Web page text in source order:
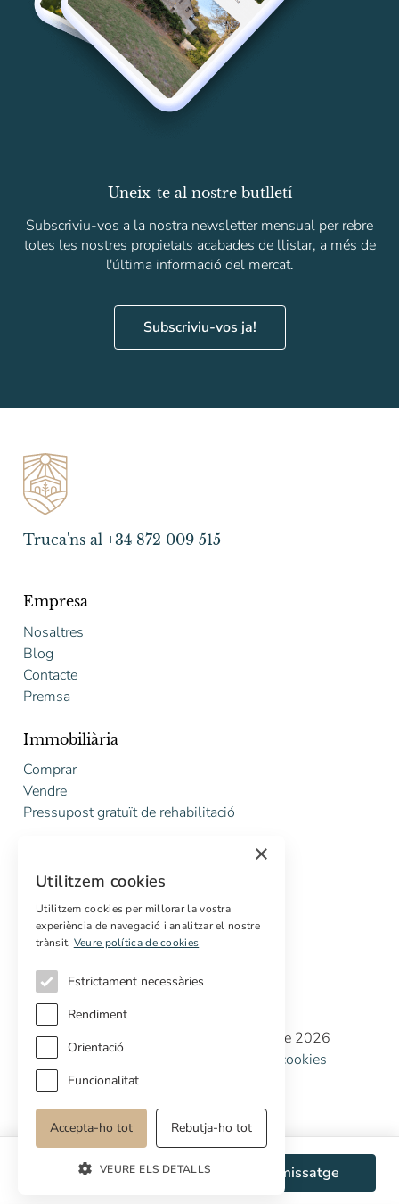
WhatsApp Enviar missatge
Uneix-te al nostre butlletí
Subscriviu-vos a la nostra newsletter mensual per rebre
totes les nostres propietats acabades de llistar, a més de
l'última informació del mercat.
Subscriviu-vos ja!
Truca'ns al +34 872 009 515
Empresa
Nosaltres
Blog
Contacte
Premsa
Immobiliària
Comprar
Vendre
Pressupost gratuït de rehabilitació
Marketing digital
Compradors internacionals
Propietats off-market
Copyright © Cottage Properties Real Estate 2026
Política de privacitat
Política de cookies
Preferències de cookies
×
Utilitzem cookies
Utilitzem cookies per millorar la vostra
experiència de navegació i analitzar el nostre
trànsit. Veure política de cookies
Estrictament necessàries
Rendiment
Orientació
Funcionalitat
Accepta-ho tot Rebutja-ho tot
VEURE ELS DETALLS